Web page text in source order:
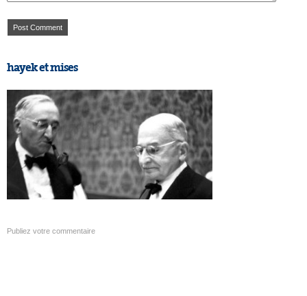
hayek et mises
Publiez votre commentaire